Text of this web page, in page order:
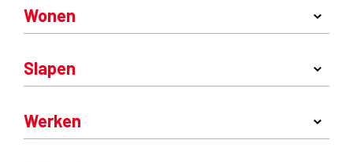
Wonen
Slapen
Werken